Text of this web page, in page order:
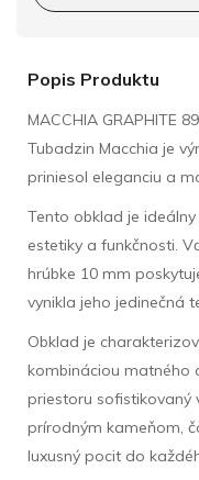
Popis Produktu
MACCHIA GRAPHITE
Tubadzin Macchia je
priniesol eleganciu a
Tento obklad je
estetiky a funkčnosti.
hrúbke 10 mm
vynikla jeho jedinečná
Obklad je
kombináciou matného
priestoru sofistikovaný
prírodným kameňom,
luxusný pocit do